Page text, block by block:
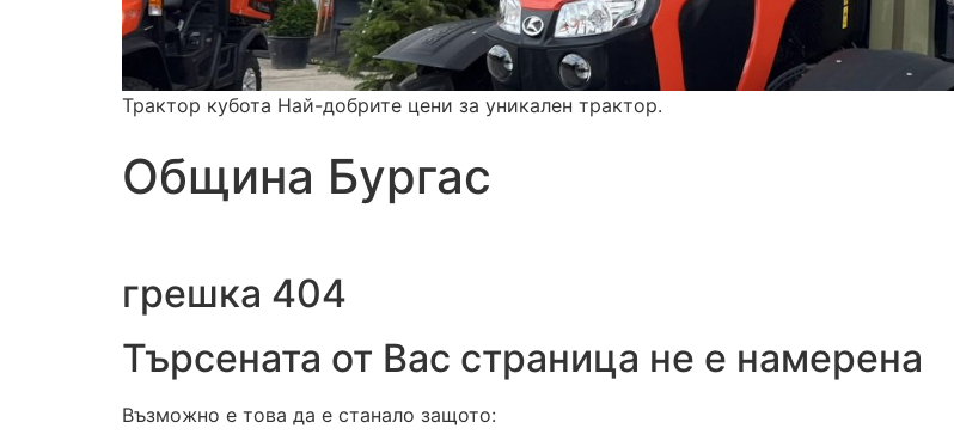
Трактор кубота Най-добрите цени за уникален трактор.
Община Бургас
грешка 404
Търсената от Вас страница не е намерена
Възможно е това да е станало защото: